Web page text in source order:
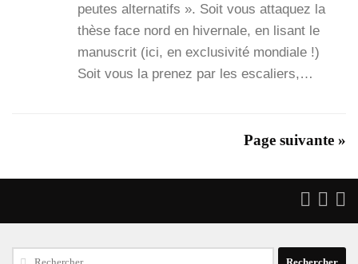
peutes alter­na­tifs ». Soit vous atta­quez la
thèse face nord en hiver­nale, en lisant le
manus­crit (ici, en exclu­si­vi­té mon­diale !)
Soit vous la pre­nez par les esca­liers,…
Page suivante »
Rechercher :